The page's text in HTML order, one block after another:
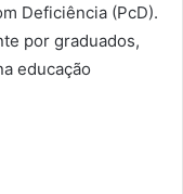
Deficiência (PcD).
por graduados,
educação